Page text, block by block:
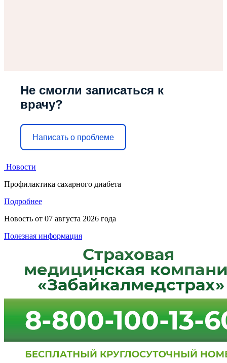
Не смогли записаться к
врачу?
Написать о проблеме
Новости
Профилактика сахарного диабета
Подробнее
Новость от 07 августа 2026 года
Полезная информация